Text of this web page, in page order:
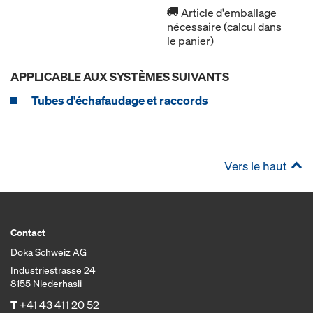
Article d'emballage
nécessaire (calcul dans
le panier)
APPLICABLE AUX SYSTÈMES SUIVANTS
Tubes d'échafaudage et raccords
Vers le haut
Contact
Doka Schweiz AG
Industriestrasse 24
8155 Niederhasli
T+41 43 411 20 52